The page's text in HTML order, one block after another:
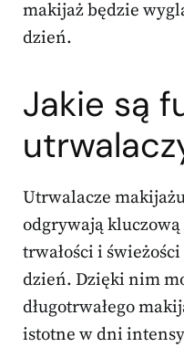
makijaż będzie
dzień.
Jakie są
Utrwalacze
odgrywają
trwałości i
dzień. Dzięki nim
długotrwałego
istotne w dni